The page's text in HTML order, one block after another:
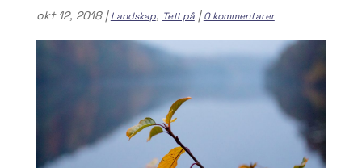
okt 12, 2018|Landskap, Tett på|0 kommentarer